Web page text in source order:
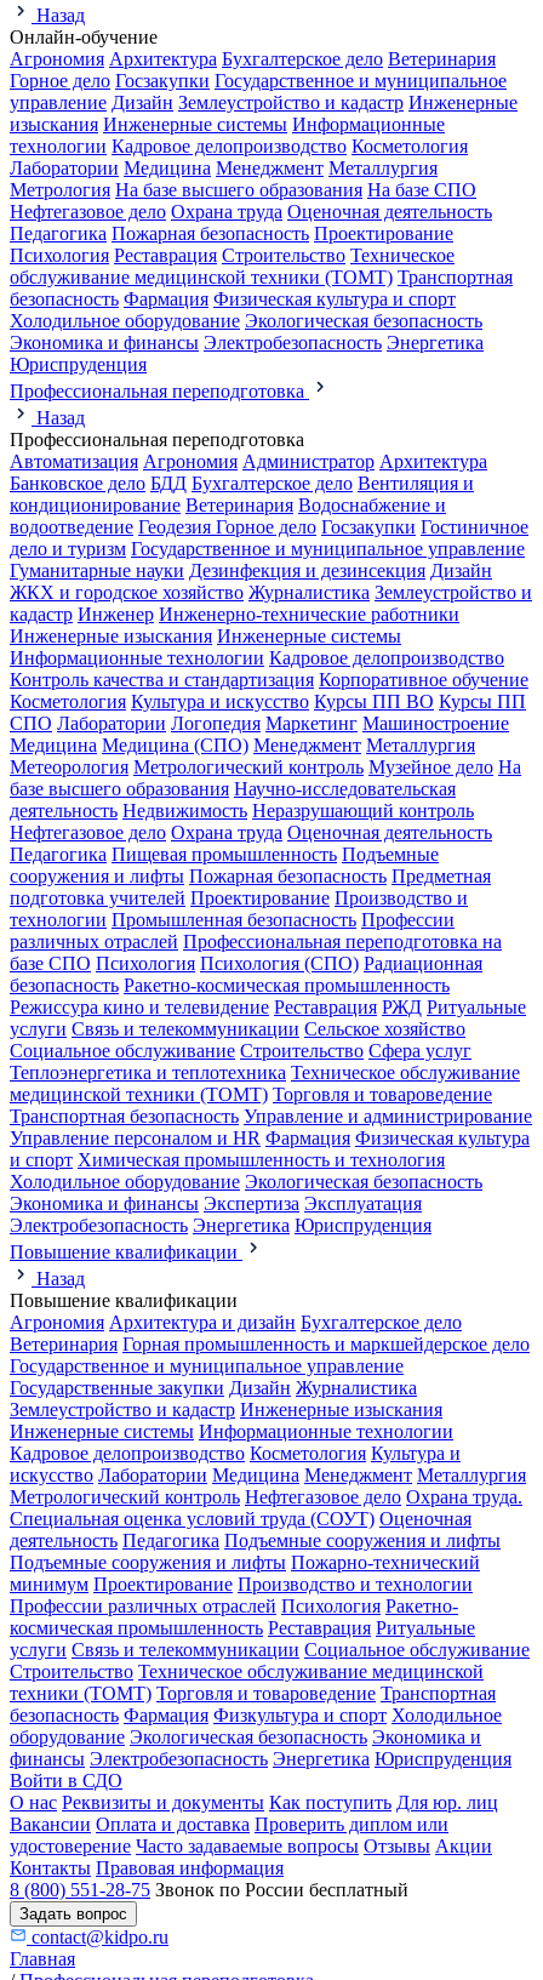
Назад
Онлайн-обучение
Агрономия Архитектура Бухгалтерское дело Ветеринария
Горное дело Госзакупки Государственное и муниципальное
управление Дизайн Землеустройство и кадастр Инженерные
изыскания Инженерные системы Информационные
технологии Кадровое делопроизводство Косметология
Лаборатории Медицина Менеджмент Металлургия
Метрология На базе высшего образования На базе СПО
Нефтегазовое дело Охрана труда Оценочная деятельность
Педагогика Пожарная безопасность Проектирование
Психология Реставрация Строительство Техническое
обслуживание медицинской техники (ТОМТ) Транспортная
безопасность Фармация Физическая культура и спорт
Холодильное оборудование Экологическая безопасность
Экономика и финансы Электробезопасность Энергетика
Юриспруденция
Профессиональная переподготовка
Назад
Профессиональная переподготовка
Автоматизация Агрономия Администратор Архитектура
Банковское дело БДД Бухгалтерское дело Вентиляция и
кондиционирование Ветеринария Водоснабжение и
водоотведение Геодезия Горное дело Госзакупки Гостиничное
дело и туризм Государственное и муниципальное управление
Гуманитарные науки Дезинфекция и дезинсекция Дизайн
ЖКХ и городское хозяйство Журналистика Землеустройство и
кадастр Инженер Инженерно-технические работники
Инженерные изыскания Инженерные системы
Информационные технологии Кадровое делопроизводство
Контроль качества и стандартизация Корпоративное обучение
Косметология Культура и искусство Курсы ПП ВО Курсы ПП
СПО Лаборатории Логопедия Маркетинг Машиностроение
Медицина Медицина (СПО) Менеджмент Металлургия
Метеорология Метрологический контроль Музейное дело На
базе высшего образования Научно-исследовательская
деятельность Недвижимость Неразрушающий контроль
Нефтегазовое дело Охрана труда Оценочная деятельность
Педагогика Пищевая промышленность Подъемные
сооружения и лифты Пожарная безопасность Предметная
подготовка учителей Проектирование Производство и
технологии Промышленная безопасность Профессии
различных отраслей Профессиональная переподготовка на
базе СПО Психология Психология (СПО) Радиационная
безопасность Ракетно-космическая промышленность
Режиссура кино и телевидение Реставрация РЖД Ритуальные
услуги Связь и телекоммуникации Сельское хозяйство
Социальное обслуживание Строительство Сфера услуг
Теплоэнергетика и теплотехника Техническое обслуживание
медицинской техники (ТОМТ) Торговля и товароведение
Транспортная безопасность Управление и администрирование
Управление персоналом и HR Фармация Физическая культура
и спорт Химическая промышленность и технология
Холодильное оборудование Экологическая безопасность
Экономика и финансы Экспертиза Эксплуатация
Электробезопасность Энергетика Юриспруденция
Повышение квалификации
Назад
Повышение квалификации
Агрономия Архитектура и дизайн Бухгалтерское дело
Ветеринария Горная промышленность и маркшейдерское дело
Государственное и муниципальное управление
Государственные закупки Дизайн Журналистика
Землеустройство и кадастр Инженерные изыскания
Инженерные системы Информационные технологии
Кадровое делопроизводство Косметология Культура и
искусство Лаборатории Медицина Менеджмент Металлургия
Метрологический контроль Нефтегазовое дело Охрана труда.
Специальная оценка условий труда (СОУТ) Оценочная
деятельность Педагогика Подъемные сооружения и лифты
Подъемные сооружения и лифты Пожарно-технический
минимум Проектирование Производство и технологии
Профессии различных отраслей Психология Ракетно-
космическая промышленность Реставрация Ритуальные
услуги Связь и телекоммуникации Социальное обслуживание
Строительство Техническое обслуживание медицинской
техники (ТОМТ) Торговля и товароведение Транспортная
безопасность Фармация Физкультура и спорт Холодильное
оборудование Экологическая безопасность Экономика и
финансы Электробезопасность Энергетика Юриспруденция
Войти в СДО
О нас Реквизиты и документы Как поступить Для юр. лиц
Вакансии Оплата и доставка Проверить диплом или
удостоверение Часто задаваемые вопросы Отзывы Акции
Контакты Правовая информация
8 (800) 551-28-75 Звонок по России бесплатный
Задать вопрос
contact@kidpo.ru
Главная